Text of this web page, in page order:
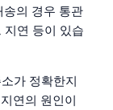
송의 경우 통관
지연 등이 있습
가 정확한지
연의 원인이